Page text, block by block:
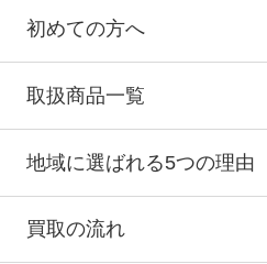
初めての方へ
取扱商品一覧
地域に選ばれる5つの理由
買取の流れ